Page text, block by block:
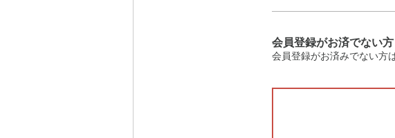
会員登録がお済でない方
会員登録がお済みでない方